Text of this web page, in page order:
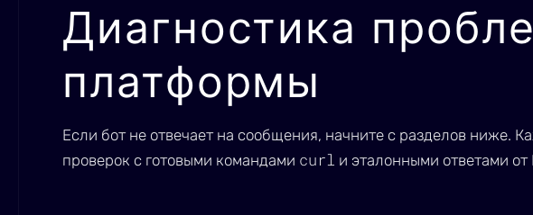
Диагностика
платформы
Если бот не отвечает на сообщения, начните с разделов ниже.
проверок с готовыми командами curl и эталонными ответами от